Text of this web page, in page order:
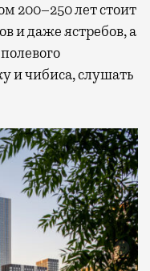
200–250 лет стоит
и даже ястребов, а
и чибиса, слушать